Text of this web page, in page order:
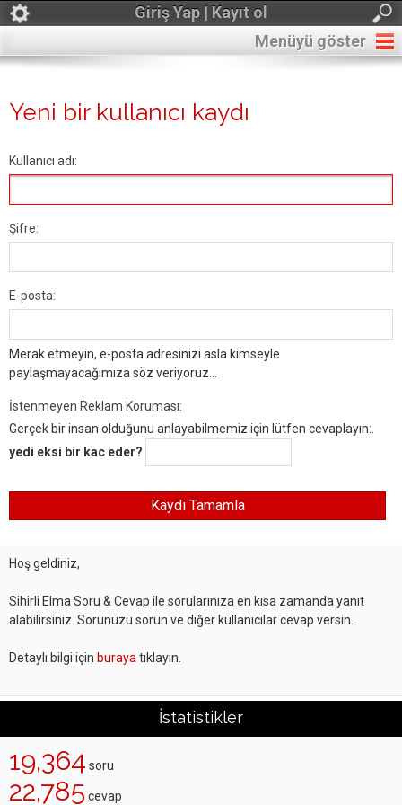
Giriş Yap | Kayıt ol
Menüyü göster
Yeni bir kullanıcı kaydı
Kullanıcı adı:
Şifre:
E-posta:
Merak etmeyin, e-posta adresinizi asla kimseyle
paylaşmayacağımıza söz veriyoruz...
İstenmeyen Reklam Koruması:
Gerçek bir insan olduğunu anlayabilmemiz için lütfen cevaplayın:.
yedi eksi bir kac eder?
Hoş geldiniz,
Sihirli Elma Soru & Cevap ile sorularınıza en kısa zamanda yanıt
alabilirsiniz. Sorunuzu sorun ve diğer kullanıcılar cevap versin.
Detaylı bilgi için buraya tıklayın.
İstatistikler
19,364 soru
22,785 cevap